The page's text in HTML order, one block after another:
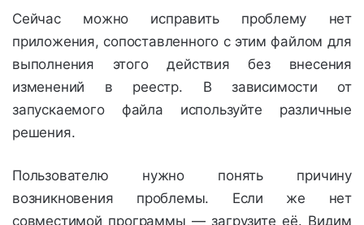
Сейчас можно исправить проблему нет
приложения, сопоставленного с этим файлом для
выполнения этого действия без внесения
изменений в реестр. В зависимости от
запускаемого файла используйте различные
решения.
Пользователю нужно понять причину
возникновения проблемы. Если же нет
совместимой программы — загрузите её. Видим